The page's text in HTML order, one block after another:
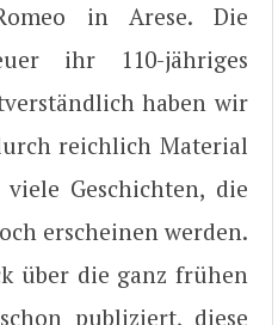
in Arese. Die
ihr 110-jähriges
haben wir
reichlich Material
Geschichten, die
erscheinen werden.
über die ganz frühen
publiziert, diese